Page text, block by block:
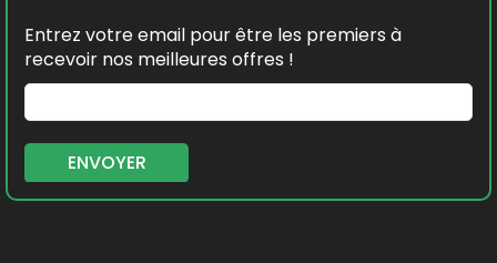
Entrez votre email pour être les premiers à
recevoir nos meilleures offres !